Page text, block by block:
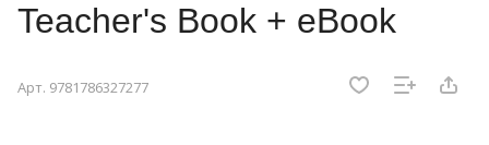
Teacher's Book + eBook
Арт. 9781786327277